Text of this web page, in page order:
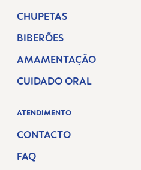
CHUPETAS
BIBERÕES
AMAMENTAÇÃO
CUIDADO ORAL
ATENDIMENTO
CONTACTO
FAQ